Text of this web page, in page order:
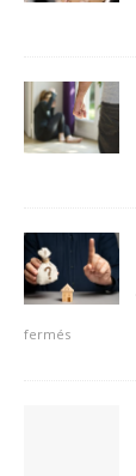
fermés